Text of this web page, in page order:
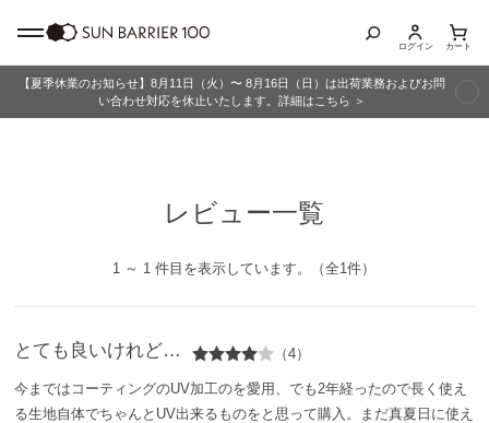
商品カテゴリ
メンズ
ログイン カート
【夏季休業のお知らせ】8月11日（火）〜 8月16日（日）は出荷業務およびお問
い合わせ対応を休止いたします。詳細はこちら ＞
レビュー一覧
1 ～ 1 件目を表示しています。（全1件）
とても良いけれど… （4）
今まではコーティングのUV加工のを愛用、でも2年経ったので長く使え
る生地自体でちゃんとUV出来るものをと思って購入。まだ真夏日に使え